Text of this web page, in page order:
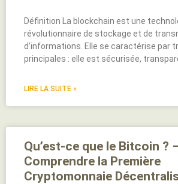
Définition La blockchain est une
révolutionnaire de stockage et de
d’informations. Elle se caractérise par
principales : elle est sécurisée,
LIRE LA SUITE »
Qu’est-ce que le Bitcoin ?
Comprendre la Première
Cryptomonnaie